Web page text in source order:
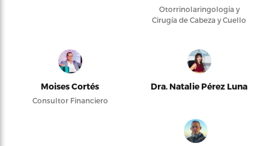
Otorrinolaringología y
Cirugía de Cabeza y Cuello
Moises Cortés
Consultor Financiero
Dra. Natalie Pérez Luna